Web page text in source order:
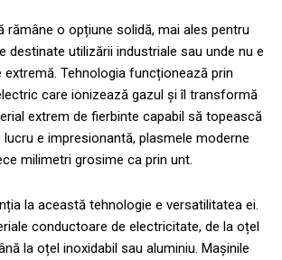
rămâne o opțiune solidă, mai ales pentru
destinate utilizării industriale sau unde nu e
extremă. Tehnologia funcționează prin
care ionizează gazul și îl transformă
extrem de fierbinte capabil să topească
e impresionantă, plasmele moderne
milimetri grosime ca prin unt.
la această tehnologie e versatilitatea ei.
conductoare de electricitate, de la oțel
la oțel inoxidabil sau aluminiu. Mașinile